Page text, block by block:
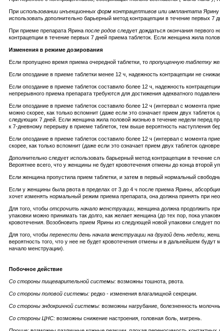
При использовании инъекционных форм контрацептивов или имплантата Ярину
использовать дополнительно барьерный метод контрацепции в течение первых 7
При приеме препарата Ярина после родов следует дождаться окончания первого
контрацепции в течение первых 7 дней приема таблеток. Если женщина жила
Изменения в режиме дозирования
Если пропущено время приема очередной таблетки, то пропущенную таблетку
Если опоздание в приеме таблетки менее 12 ч, надежность контрацепции не
Если опоздание в приеме таблеток составило более 12 ч, надежность
непрерывного приема препарата требуются для достижения адекватного
Если опоздание в приеме таблеток составило более 12 ч (интервал с момента
можно скорее, как только вспомнит (даже если это означает прием двух
следующих 7 дней. Если женщина жила половой жизнью в течение недели перед
к 7-дневному перерыву в приеме таблеток, тем выше вероятность наступления
Если опоздание в приеме таблеток составило более 12 ч (интервал с момента
скорее, как только вспомнит (даже если это означает прием двух таблеток
Дополнительно следует использовать барьерный метод контрацепции в течение
Вероятнее всего, что у женщины не будет кровотечения отмены до конца
Если женщина пропустила прием таблетки, и затем в первый нормальный
Если у женщины была рвота в пределах от 3 до 4 ч после приема Ярины,
хочет изменять нормальный режим приема препарата, она должна принять при
Для того, чтобы отсрочить начало менструации , женщина должна продолжить
упаковки можно принимать так долго, как желает женщина (до тех пор, пока
кровотечения. Возобновить прием Ярины из следующей новой упаковки следует
Для того, чтобы перенести день начала менструации на другой день недели ,
вероятность того, что у нее не будет кровотечения отмены и в дальнейшем
начало менструации).
Побочное действие
Со стороны пищеварительной системы: возможны тошнота, рвота.
Со стороны половой системы: редко - изменения влагалищной секреции.
Со стороны эндокринной системы: возможны нагрубание, болезненность
Со стороны ЦНС: возможны снижение настроения, головная боль, мигрень.